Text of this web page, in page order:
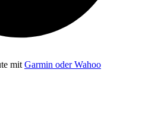
mit Garmin oder Wahoo